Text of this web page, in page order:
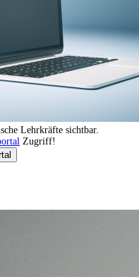
Die digitalen Module sind nur für sächsische Lehrkräfte sichtbar.
Zugriff!